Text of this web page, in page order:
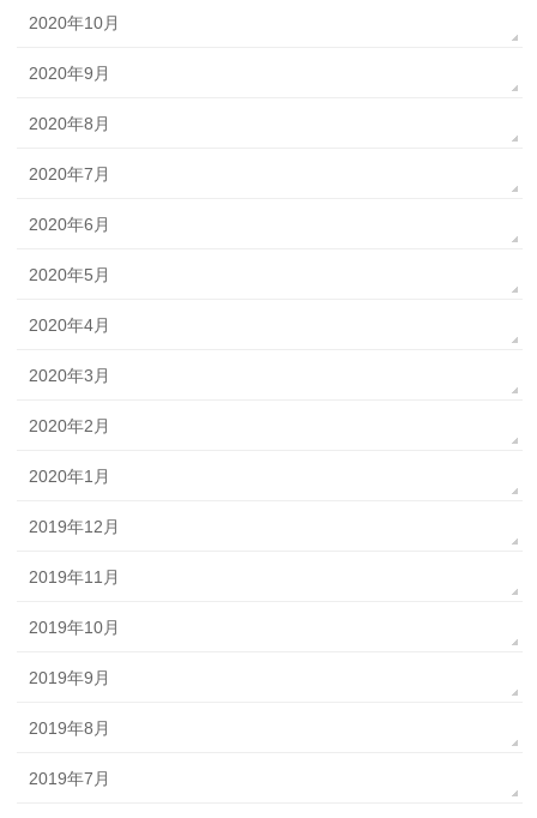
2020年10月
2020年9月
2020年8月
2020年7月
2020年6月
2020年5月
2020年4月
2020年3月
2020年2月
2020年1月
2019年12月
2019年11月
2019年10月
2019年9月
2019年8月
2019年7月